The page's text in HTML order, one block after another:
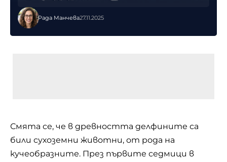
Рада Манчева27.11.2025
Смята се, че в древността делфините са
били сухоземни животни, от рода на
кучеобразните. През първите седмици в